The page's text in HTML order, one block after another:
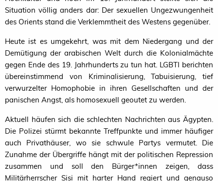
Situation völlig anders dar: Der sexuellen Ungezwungenheit
des Orients stand die Verklemmtheit des Westens gegenüber.
Heute ist es umgekehrt, was mit dem Niedergang und der
Demütigung der arabischen Welt durch die Kolonialmächte
gegen Ende des 19. Jahrhunderts zu tun hat. LGBTI berichten
übereinstimmend von Kriminalisierung, Tabuisierung, tief
verwurzelter Homophobie in ihren Gesellschaften und der
panischen Angst, als homosexuell geoutet zu werden.
Aktuell häufen sich die schlechten Nachrichten aus Ägypten.
Die Polizei stürmt bekannte Treffpunkte und immer häufiger
auch Privathäuser, wo sie schwule Partys vermutet. Die
Zunahme der Übergriffe hängt mit der politischen Repression
zusammen und soll den Bürger*innen zeigen, dass
Militärherrscher Sisi mit harter Hand regiert und genauso